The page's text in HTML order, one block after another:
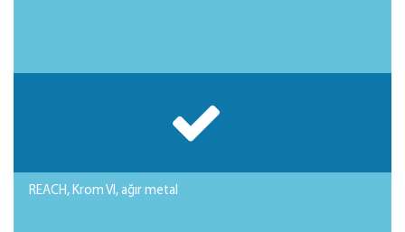
REACH, Krom VI, ağır metal